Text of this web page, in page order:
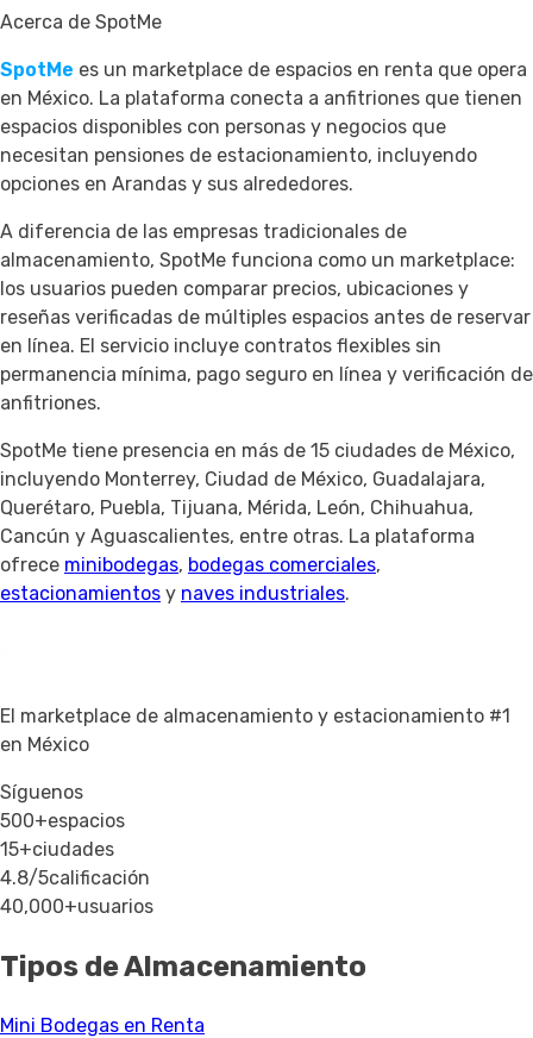
Acerca de SpotMe
SpotMe es un marketplace de espacios en renta que opera
en México. La plataforma conecta a anfitriones que tienen
espacios disponibles con personas y negocios que
necesitan pensiones de estacionamiento, incluyendo
opciones en Arandas y sus alrededores.
A diferencia de las empresas tradicionales de
almacenamiento, SpotMe funciona como un marketplace:
los usuarios pueden comparar precios, ubicaciones y
reseñas verificadas de múltiples espacios antes de reservar
en línea. El servicio incluye contratos flexibles sin
permanencia mínima, pago seguro en línea y verificación de
anfitriones.
SpotMe tiene presencia en más de 15 ciudades de México,
incluyendo Monterrey, Ciudad de México, Guadalajara,
Querétaro, Puebla, Tijuana, Mérida, León, Chihuahua,
Cancún y Aguascalientes, entre otras. La plataforma
ofrece minibodegas, bodegas comerciales,
estacionamientos y naves industriales.
El marketplace de almacenamiento y estacionamiento #1
en México
Síguenos
500+espacios
15+ciudades
4.8/5calificación
40,000+usuarios
Tipos de Almacenamiento
Mini Bodegas en Renta